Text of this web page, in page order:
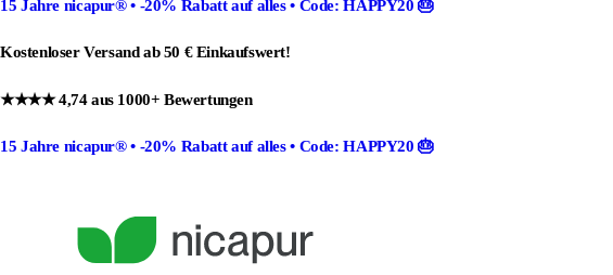
15 Jahre nicapur®• -20% Rabattauf alles • Code: HAPPY20🎂
Kostenloser Versand ab 50 € Einkaufswert!
★★★★ 4,74 aus 1000+ Bewertungen
15 Jahre nicapur®• -20% Rabattauf alles • Code: HAPPY20🎂